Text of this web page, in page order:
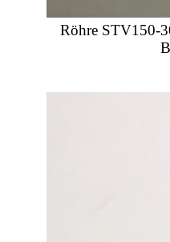
Röhre STV150-